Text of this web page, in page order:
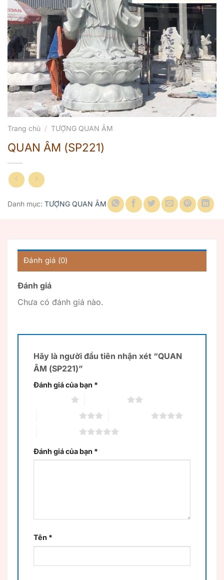
Trang chủ / TƯỢNG QUAN ÂM
QUAN ÂM (SP221)
Danh mục: TƯỢNG QUAN ÂM
Đánh giá (0)
Đánh giá
Chưa có đánh giá nào.
Hãy là người đầu tiên nhận xét “QUAN
ÂM (SP221)”
Đánh giá của bạn *
Đánh giá của bạn *
Tên *